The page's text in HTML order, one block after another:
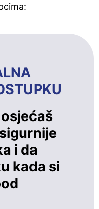
i da
kada si